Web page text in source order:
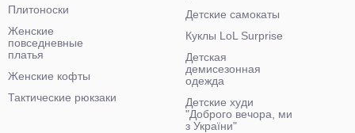
Плитоноски
Женские
повседневные
платья
Женские кофты
Тактические рюкзаки
Детские самокаты
Куклы LoL Surprise
Детская
демисезонная
одежда
Детские худи
"Доброго вечора, ми
з України"